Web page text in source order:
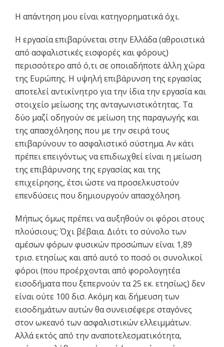
Η απάντηση μου είναι κατηγορηματικά όχι.
Η εργασία επιβαρύνεται στην Ελλάδα (αθροιστικά
από ασφαλιστικές εισφορές και φόρους)
περισσότερο από ό,τι σε οποιαδήποτε άλλη χώρα
της Ευρώπης. Η υψηλή επιβάρυνση της εργασίας
αποτελεί αντικίνητρο για την ίδια την εργασία και
στοιχείο μείωσης της ανταγωνιστικότητας. Τα
δύο μαζί οδηγούν σε μείωση της παραγωγής και
της απασχόλησης που με την σειρά τους
επιβαρύνουν το ασφαλιστικό σύστημα. Αν κάτι
πρέπει επειγόντως να επιδιωχθεί είναι η μείωση
της επιβάρυνσης της εργασίας και της
επιχείρησης, έτσι ώστε να προσελκυστούν
επενδύσεις που δημιουργούν απασχόληση.
Μήπως όμως πρέπει να αυξηθούν οι φόροι στους
πλούσιους; Όχι βέβαια. Διότι το σύνολο των
αμέσων φόρων φυσικών προσώπων είναι 1,89
τρισ. ετησίως και από αυτό το ποσό οι συνολικοί
φόροι (που προέρχονται από φορολογητέα
εισοδήματα που ξεπερνούν τα 25 εκ. ετησίως) δεν
είναι ούτε 100 δισ. Ακόμη και δήμευση των
εισοδημάτων αυτών θα συνεισέφερε σταγόνες
στον ωκεανό των ασφαλιστικών ελλειμμάτων.
Αλλά εκτός από την αναποτελεσματικότητα,